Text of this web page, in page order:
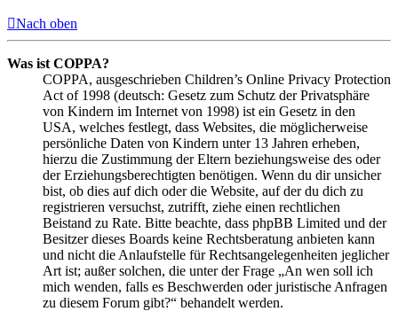
Nach oben
Was ist COPPA?
COPPA, ausgeschrieben Children’s Online Privacy Protection
Act of 1998 (deutsch: Gesetz zum Schutz der Privatsphäre
von Kindern im Internet von 1998) ist ein Gesetz in den
USA, welches festlegt, dass Websites, die möglicherweise
persönliche Daten von Kindern unter 13 Jahren erheben,
hierzu die Zustimmung der Eltern beziehungsweise des oder
der Erziehungsberechtigten benötigen. Wenn du dir unsicher
bist, ob dies auf dich oder die Website, auf der du dich zu
registrieren versuchst, zutrifft, ziehe einen rechtlichen
Beistand zu Rate. Bitte beachte, dass phpBB Limited und der
Besitzer dieses Boards keine Rechtsberatung anbieten kann
und nicht die Anlaufstelle für Rechtsangelegenheiten jeglicher
Art ist; außer solchen, die unter der Frage „An wen soll ich
mich wenden, falls es Beschwerden oder juristische Anfragen
zu diesem Forum gibt?“ behandelt werden.